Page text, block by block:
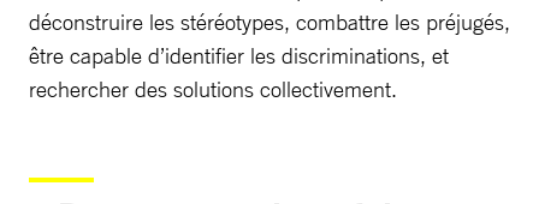
déconstruire les stéréotypes, combattre les préjugés,
être capable d’identifier les discriminations, et
rechercher des solutions collectivement.